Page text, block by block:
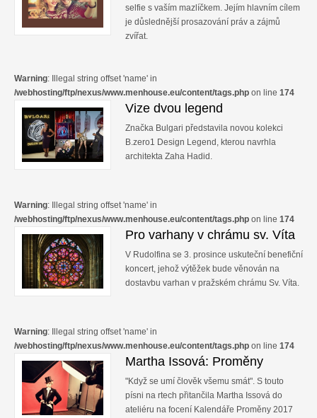
selfie s vaším mazlíčkem. Jejím hlavním cílem
je důslednější prosazování práv a zájmů
zvířat.
Warning: Illegal string offset 'name' in
/webhosting/ftp/nexus/www.menhouse.eu/content/tags.php on line 174
Vize dvou legend
Značka Bulgari představila novou kolekci
B.zero1 Design Legend, kterou navrhla
architekta Zaha Hadid.
Warning: Illegal string offset 'name' in
/webhosting/ftp/nexus/www.menhouse.eu/content/tags.php on line 174
Pro varhany v chrámu sv. Víta
V Rudolfina se 3. prosince uskuteční benefiční
koncert, jehož výtěžek bude věnován na
dostavbu varhan v pražském chrámu Sv. Víta.
Warning: Illegal string offset 'name' in
/webhosting/ftp/nexus/www.menhouse.eu/content/tags.php on line 174
Martha Issová: Proměny
"Když se umí člověk všemu smát". S touto
písni na rtech přitančila Martha Issová do
ateliéru na focení Kalendáře Proměny 2017